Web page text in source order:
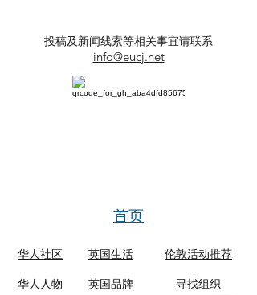
投稿及新闻线索等相关事宜请联系
info@eucj.net
首页
华人社区
华人人物
英国生活​
英国品牌
伦敦活动推荐
​寻找组织